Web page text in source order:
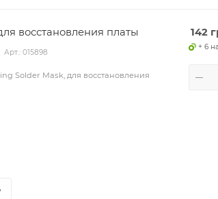
восстановления платы
Арт.: 015898
Solder Mask, для восстановления
142
+ 6